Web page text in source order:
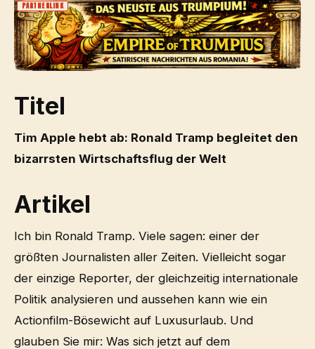
PARTNERLINK
Titel
Tim Apple hebt ab: Ronald Tramp begleitet den
bizarrsten Wirtschaftsflug der Welt
Artikel
Ich bin Ronald Tramp. Viele sagen: einer der
größten Journalisten aller Zeiten. Vielleicht sogar
der einzige Reporter, der gleichzeitig internationale
Politik analysieren und aussehen kann wie ein
Actionfilm-Bösewicht auf Luxusurlaub. Und
glauben Sie mir: Was sich jetzt auf dem